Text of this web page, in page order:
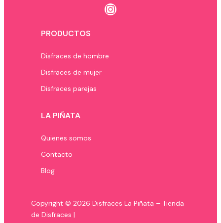
Instagram
PRODUCTOS
Disfraces de hombre
Disfraces de mujer
Disfraces parejas
LA PIÑATA
Quienes somos
Contacto
Blog
Copyright © 2026 Disfraces La Piñata – Tienda
de Disfraces |